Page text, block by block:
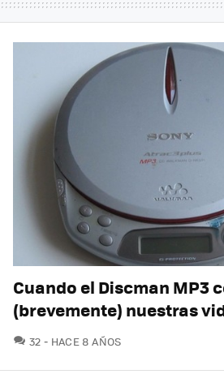
Cuando el Discman MP3
(brevemente) nuestras
32 COMENTARIOS
HACE 8 AÑOS